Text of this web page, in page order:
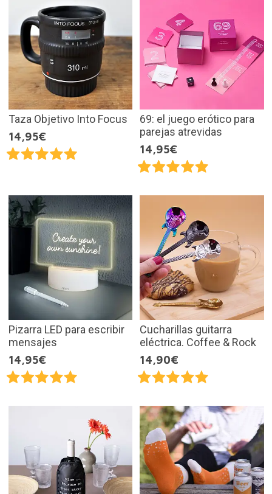
Taza Objetivo Into Focus
14,95€
69: el juego erótico para
parejas atrevidas
14,95€
Pizarra LED para escribir
mensajes
14,95€
Cucharillas guitarra
eléctrica. Coffee & Rock
14,90€